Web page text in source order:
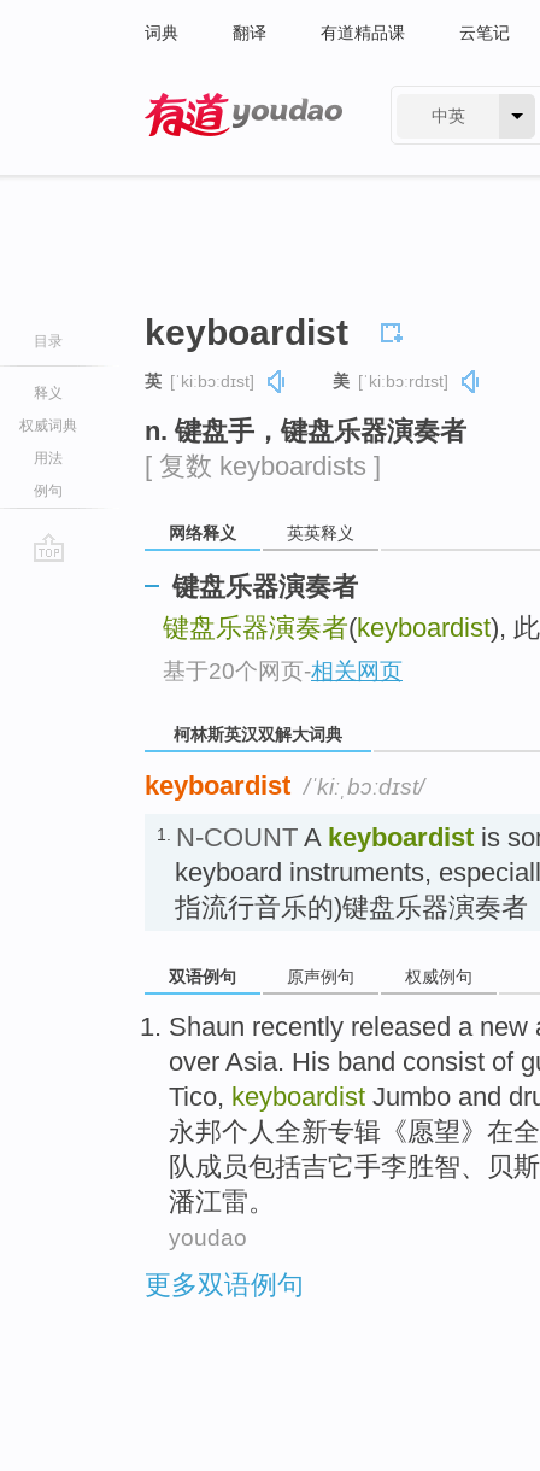
词典 翻译 有道精品课 云笔记
中英
目录
释义
权威词典
用法
例句
keyboardist
英 [ˈkiːbɔːdɪst] 美 [ˈkiːbɔːrdɪst]
n. 键盘手，键盘乐器演奏者
[ 复数 keyboardists ]
网络释义 英英释义
键盘乐器演奏者
键盘乐器演奏者(keyboardist),
基于20个网页-相关网页
柯林斯英汉双解大词典
keyboardist /ˈkiːˌbɔːdɪst/
1. N-COUNT A keyboardist is
keyboard instruments,
指流行音乐的)键盘乐器演奏者
双语例句 原声例句 权威例句
Shaun recently released a new
over Asia. His band consist of
Tico, keyboardist Jumbo and
永邦个人全新专辑 《愿望》在全
队成员包括吉它手李胜智、贝
潘江雷。
youdao
更多双语例句